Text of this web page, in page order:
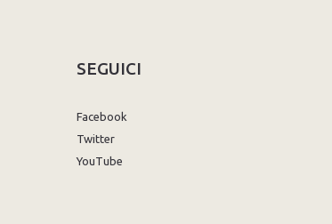
SEGUICI
Facebook
Twitter
YouTube